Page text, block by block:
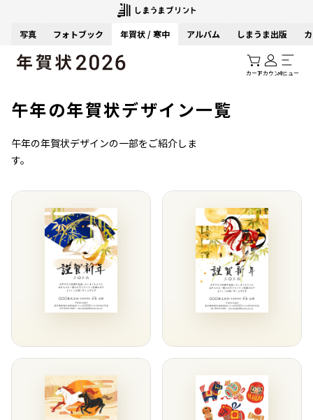
写真 フォトブック 年賀状 / 寒中 アルバム しまうま出版
カートアカウントメニュー
午年の年賀状デザイン一覧
午年の年賀状デザインの一部をご紹介しま
す。